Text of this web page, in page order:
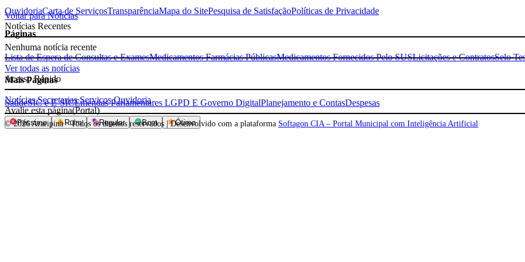
Voltar para Notícias
Notícias Recentes
Nenhuma notícia recente
Ver todas as notícias
Acesso Rápido
NotíciasSecretariasServiçosOuvidoria
Avalie esta página(Portal)
Péssimo Ruim Regular Bom Ótimo
OuvidoriaCarta de ServiçosTransparênciaMapa do SitePesquisa de SatisfaçãoPolíticas de Privacidade
Páginas
Lista de Espera de Consultas e ExamesMedicamentos Farmácias PúblicasMedicamentos Fornecidos Pelo SUSLicitações e ContratosSelo
Mais Páginas
SaúdeSIC e E-SICEmendas Parlamentares LGPD E Governo DigitalPlanejamento e ContasDespesas
© 2026 Araripina · Todos os direitos reservados |Desenvolvido com a plataforma Softagon CIA – Portal Municipal com Inteligência Artificial